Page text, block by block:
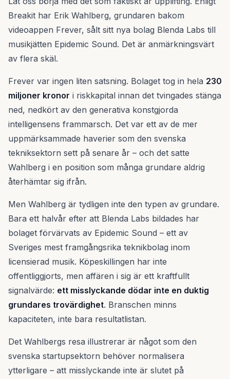
Breakit har Erik Wahlberg, grundaren bakom
videoappen Frever, sålt sitt nya bolag Blenda Labs till
musikjätten Epidemic Sound. Det är anmärkningsvärt
av flera skäl.
Frever var ingen liten satsning. Bolaget tog in hela 230
miljoner kronor i riskkapital innan det tvingades stänga
ned, nedkört av den generativa konstgjorda
intelligensens frammarsch. Det var ett av de mer
uppmärksammade haverier som den svenska
tekniksektorn sett på senare år – och det satte
Wahlberg i en position som många grundare aldrig
återhämtar sig ifrån.
Men Wahlberg är tydligen inte den typen av grundare.
Bara ett halvår efter att Blenda Labs bildades har
bolaget förvärvats av Epidemic Sound – ett av
Sveriges mest framgångsrika teknikbolag inom
licensierad musik. Köpeskillingen har inte
offentliggjorts, men affären i sig är ett kraftfullt
signalvärde: ett misslyckande dödar inte en duktig
grundares trovärdighet. Branschen minns
kapaciteten, inte bara resultatlistan.
Det Wahlbergs resa illustrerar är något som den
svenska startupsektorn behöver normalisera
ytterligare – att misslyckande inte är slutet på